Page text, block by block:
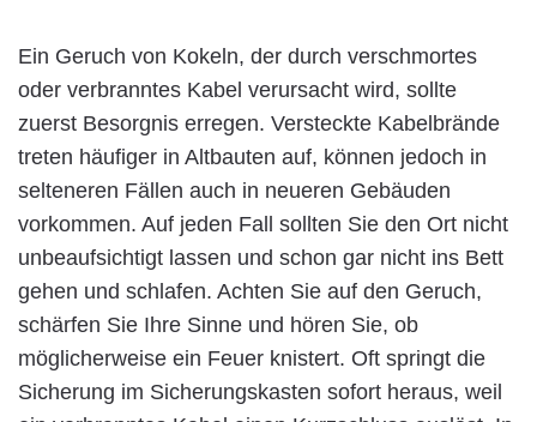
Ein Geruch von Kokeln, der durch verschmortes
oder verbranntes Kabel verursacht wird, sollte
zuerst Besorgnis erregen. Versteckte Kabelbrände
treten häufiger in Altbauten auf, können jedoch in
selteneren Fällen auch in neueren Gebäuden
vorkommen. Auf jeden Fall sollten Sie den Ort nicht
unbeaufsichtigt lassen und schon gar nicht ins Bett
gehen und schlafen. Achten Sie auf den Geruch,
schärfen Sie Ihre Sinne und hören Sie, ob
möglicherweise ein Feuer knistert. Oft springt die
Sicherung im Sicherungskasten sofort heraus, weil